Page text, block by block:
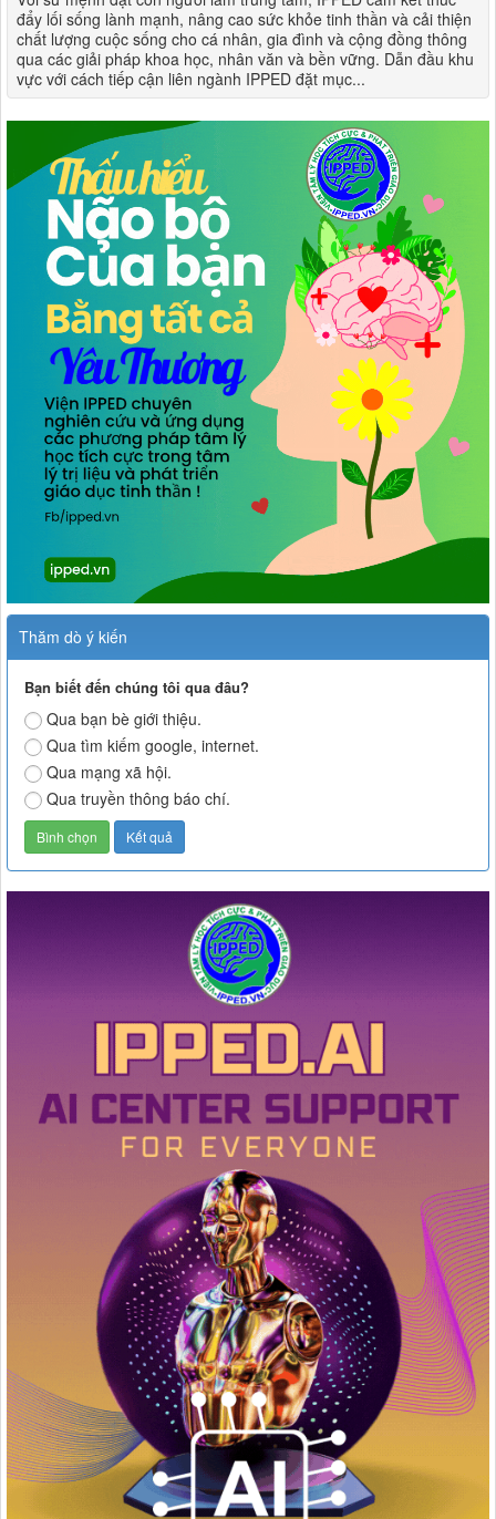
đẩy lối sống lành mạnh, nâng cao sức khỏe tinh thần và cải thiện
chất lượng cuộc sống cho cá nhân, gia đình và cộng đồng thông
qua các giải pháp khoa học, nhân văn và bền vững. Dẫn đầu khu
vực với cách tiếp cận liên ngành IPPED đặt mục...
Thăm dò ý kiến
Bạn biết đến chúng tôi qua đâu?
Qua bạn bè giới thiệu.
Qua tìm kiếm google, internet.
Qua mạng xã hội.
Qua truyền thông báo chí.